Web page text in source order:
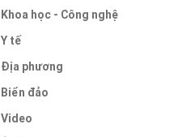
Khoa học - Công nghệ
Y tế
Địa phương
Biển đảo
Video